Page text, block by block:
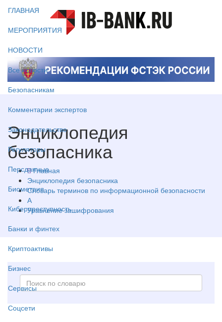
ГЛАВНАЯ
МЕРОПРИЯТИЯ
НОВОСТИ
Все новости
Безопасникам
Комментарии экспертов
Законодательство
Регуляторы
Персданные
Биометрия
Киберпреступность
Банки и финтех
Криптоактивы
Бизнес
Сервисы
Соцсети
Энциклопедия
безопасника
Главная
Энциклопедия безопасника
Словарь терминов по информационной безопасности
А
Уравнение зашифрования